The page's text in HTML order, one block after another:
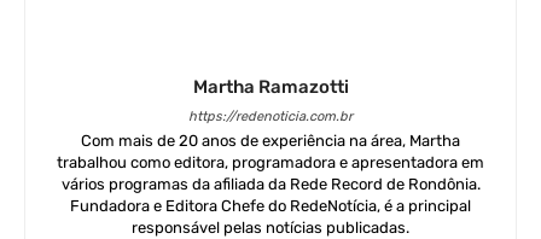
Martha Ramazotti
https://redenoticia.com.br
Com mais de 20 anos de experiência na área, Martha
trabalhou como editora, programadora e apresentadora em
vários programas da afiliada da Rede Record de Rondônia.
Fundadora e Editora Chefe do RedeNotícia, é a principal
responsável pelas notícias publicadas.